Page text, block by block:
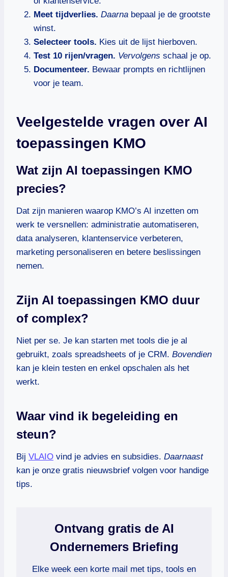
Meet tijdverlies. Daarna bepaal je de grootste
winst.
Selecteer tools. Kies uit de lijst hierboven.
Test 10 rijen/vragen. Vervolgens schaal je op.
Documenteer. Bewaar prompts en richtlijnen
voor je team.
Veelgestelde vragen over AI
toepassingen KMO
Wat zijn AI toepassingen KMO
precies?
Dat zijn manieren waarop KMO’s AI inzetten om
werk te versnellen: administratie automatiseren,
data analyseren, klantenservice verbeteren,
marketing personaliseren en betere beslissingen
nemen.
Zijn AI toepassingen KMO duur
of complex?
Niet per se. Je kan starten met tools die je al
gebruikt, zoals spreadsheets of je CRM. Bovendien
kan je klein testen en enkel opschalen als het
werkt.
Waar vind ik begeleiding en
steun?
Bij VLAIO vind je advies en subsidies. Daarnaast
kan je onze gratis nieuwsbrief volgen voor handige
tips.
Ontvang gratis de AI
Ondernemers Briefing
Elke week een korte mail met tips, tools en